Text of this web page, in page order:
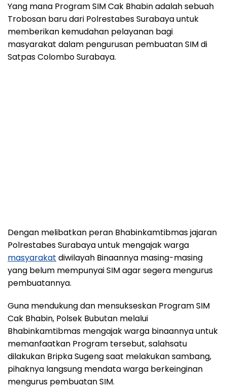
Yang mana Program SIM Cak Bhabin adalah sebuah
Trobosan baru dari Polrestabes Surabaya untuk
memberikan kemudahan pelayanan bagi
masyarakat dalam pengurusan pembuatan SIM di
Satpas Colombo Surabaya.
Dengan melibatkan peran Bhabinkamtibmas jajaran
Polrestabes Surabaya untuk mengajak warga
masyarakat diwilayah Binaannya masing-masing
yang belum mempunyai SIM agar segera mengurus
pembuatannya.
Guna mendukung dan mensukseskan Program SIM
Cak Bhabin, Polsek Bubutan melalui
Bhabinkamtibmas mengajak warga binaannya untuk
memanfaatkan Program tersebut, salahsatu
dilakukan Bripka Sugeng saat melakukan sambang,
pihaknya langsung mendata warga berkeinginan
mengurus pembuatan SIM.